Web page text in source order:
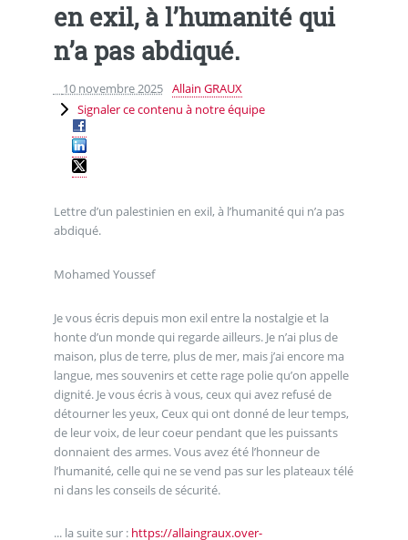
en exil, à l’humanité qui
n’a pas abdiqué.
10 novembre 2025 Allain GRAUX
Signaler ce contenu à notre équipe
Lettre d’un palestinien en exil, à l’humanité qui n’a pas
abdiqué.
Mohamed Youssef
Je vous écris depuis mon exil entre la nostalgie et la
honte d’un monde qui regarde ailleurs. Je n’ai plus de
maison, plus de terre, plus de mer, mais j’ai encore ma
langue, mes souvenirs et cette rage polie qu’on appelle
dignité. Je vous écris à vous, ceux qui avez refusé de
détourner les yeux, Ceux qui ont donné de leur temps,
de leur voix, de leur coeur pendant que les puissants
donnaient des armes. Vous avez été l’honneur de
l’humanité, celle qui ne se vend pas sur les plateaux télé
ni dans les conseils de sécurité.
... la suite sur : https://allaingraux.over-